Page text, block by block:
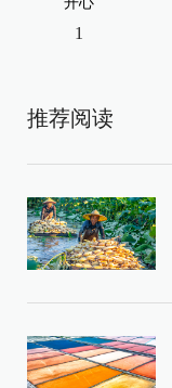
1
推荐阅读